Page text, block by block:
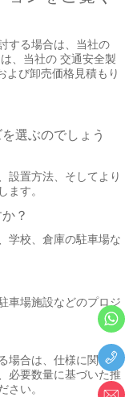
する場合は、当社の
、当社の交通安全製
よび卸売価格見積もり
選ぶのでしょう
設置方法、そしてより
ます。
？
学校、倉庫の駐車場な
車場施設などのプロジ
場合は、仕様に関する
必要数量に基づいた推
さい。